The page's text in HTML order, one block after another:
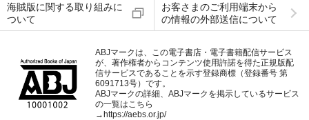
海賊版に関する取り組みに
ついて
お客さまのご利用端末から
の情報の外部送信について
ABJマークは、この電子書店・電子書籍配信サービス
が、著作権者からコンテンツ使用許諾を得た正規版配
信サービスであることを示す登録商標（登録番号 第
6091713号）です。
ABJマークの詳細、ABJマークを掲示しているサービス
の一覧はこちら
→https://aebs.or.jp/